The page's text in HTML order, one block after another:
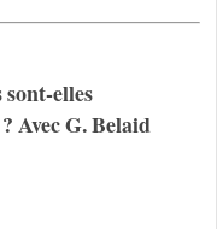
elles
Avec G. Belaid